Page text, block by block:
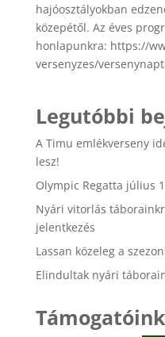
hajóosztályokban
közepétől. Az éves
honlapunkra: https://
versenyzes/
Legutóbbi
A Timu emlékverseny
lesz!
Olympic Regatta július
Nyári vitorlás
jelentkezés
Lassan közeleg a
Elindultak nyári
Támogatóink